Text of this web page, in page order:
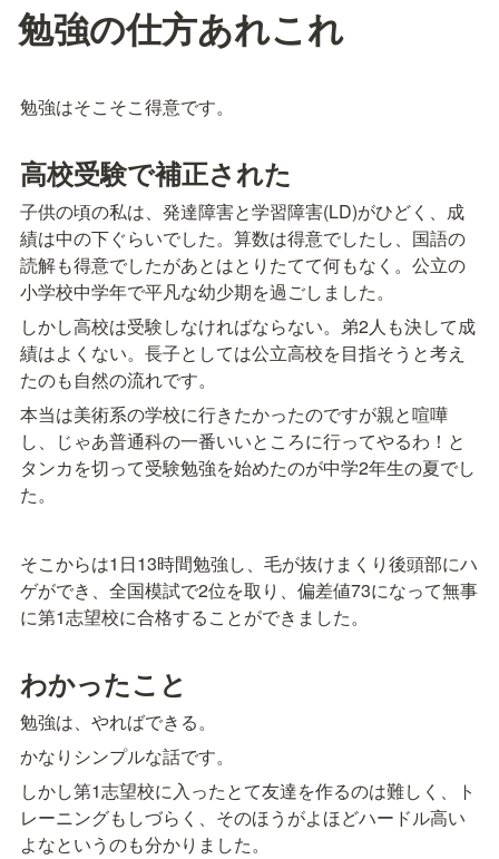
勉強の仕方あれこれ
勉強はそこそこ得意です。
高校受験で補正された
子供の頃の私は、発達障害と学習障害(LD)がひどく、成
績は中の下ぐらいでした。算数は得意でしたし、国語の
読解も得意でしたがあとはとりたてて何もなく。公立の
小学校中学年で平凡な幼少期を過ごしました。
しかし高校は受験しなければならない。弟2人も決して成
績はよくない。長子としては公立高校を目指そうと考え
たのも自然の流れです。
本当は美術系の学校に行きたかったのですが親と喧嘩
し、じゃあ普通科の一番いいところに行ってやるわ！と
タンカを切って受験勉強を始めたのが中学2年生の夏でし
た。
そこからは1日13時間勉強し、毛が抜けまくり後頭部にハ
ゲができ、全国模試で2位を取り、偏差値73になって無事
に第1志望校に合格することができました。
わかったこと
勉強は、やればできる。
かなりシンプルな話です。
しかし第1志望校に入ったとて友達を作るのは難しく、ト
レーニングもしづらく、そのほうがよほどハードル高い
よなというのも分かりました。